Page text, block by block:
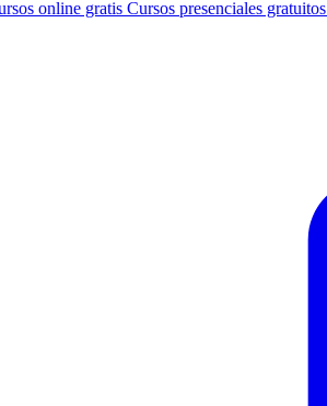
online gratis Cursos presenciales gratuitos